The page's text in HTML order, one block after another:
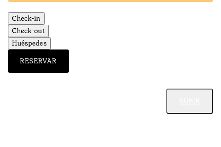
Check-in
Check-out
Huéspedes
RESERVAR